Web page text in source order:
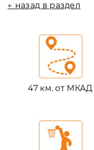
← назад в раздел
47 км. от МКАД